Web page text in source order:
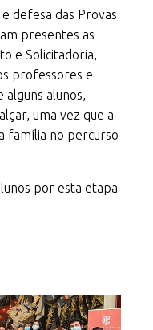
defesa das Provas
presentes as
e Solicitadoria,
professores e
alunos,
uma vez que a
família no percurso
por esta etapa